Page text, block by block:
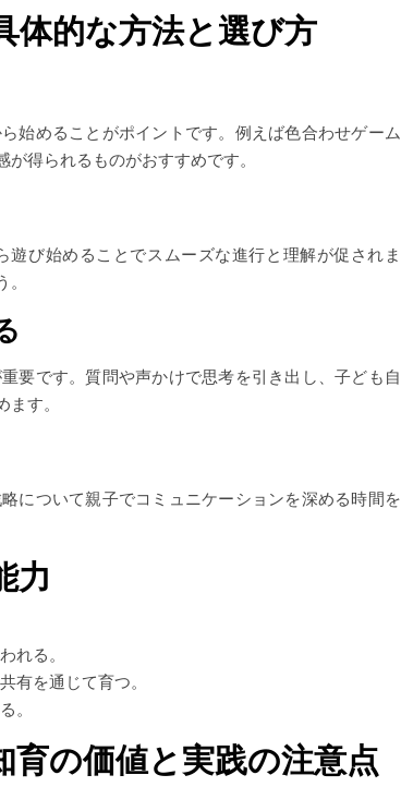
体的な方法と選び方
始めることがポイントです。例えば色合わせゲーム
得られるものがおすすめです。
び始めることでスムーズな進行と理解が促されま
要です。質問や声かけで思考を引き出し、子ども自
す。
について親子でコミュニケーションを深める時間を
力
れる。
有を通じて育つ。
。
の価値と実践の注意点